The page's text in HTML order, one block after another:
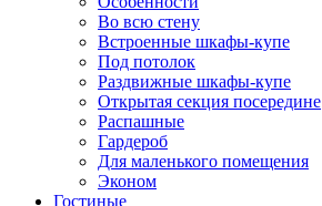
Во всю стену
Встроенные шкафы-купе
Под потолок
Раздвижные шкафы-купе
Открытая секция посередине
Распашные
Гардероб
Для маленького помещения
Эконом
Гостиные